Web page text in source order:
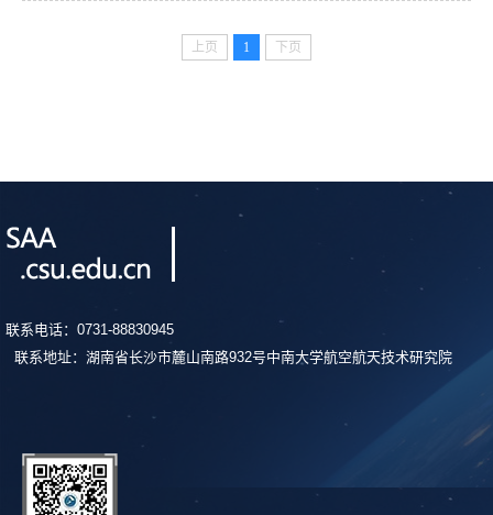
上页 1 下页
联系电话：0731-88830945
联系地址：湖南省长沙市麓山南路932号中南大学航空航天技术研究院